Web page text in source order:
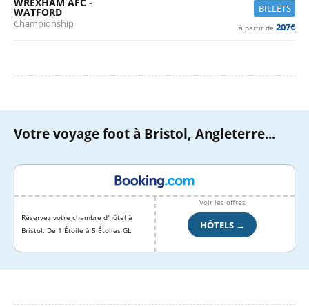
BILLETS
WATFORD
Championship à partir de 207€
Votre voyage foot à Bristol, Angleterre...
Réservez votre chambre d'hôtel à
Bristol. De 1 Étoile à 5 Étoiles GL.
Voir les offres
HÔTELS →